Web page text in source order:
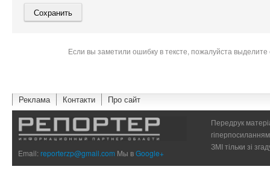
Если вы заметили ошибку в тексте, пожалуйста
Реклама Контакти Про сайт
Email:reporterzp@gmail.com Мы вGoogle+
Передрук
ЗМІ тільки зі